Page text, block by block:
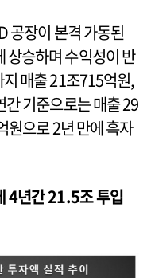
공장이 본격 가동된
상승하며 수익성이 반
매출 21조715억원,
기준으로는 매출 29
으로 2년 만에 흑자
4년간 21.5조 투입